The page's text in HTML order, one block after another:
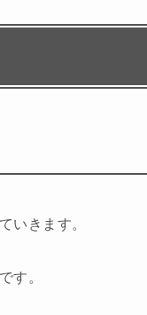
いきます。
す。